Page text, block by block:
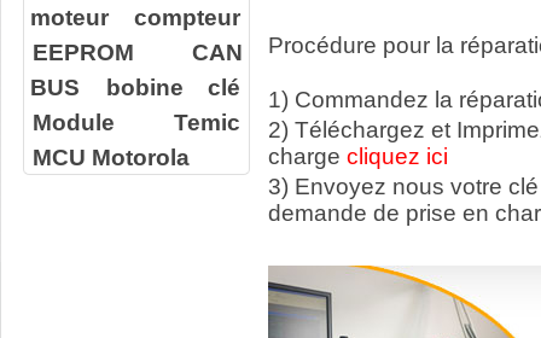
moteur compteur
EEPROM
CAN
BUS
bobine clé
Module Temic
MCU Motorola
Procédure pour la
1) Commandez la
2) Téléchargez et
charge cliquez ici
3) Envoyez nous votre
demande de prise en